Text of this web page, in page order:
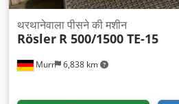
Murr 6,838 km
थरथानेवाला पीसने की मशीन
Rösler R 500/1500 TE-15